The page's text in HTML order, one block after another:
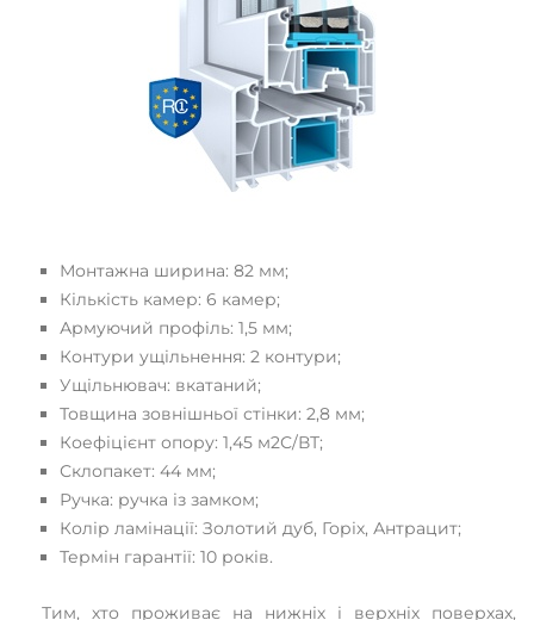
Монтажна ширина: 82 мм;
Кількість камер: 6 камер;
Армуючий профіль: 1,5 мм;
Контури ущільнення: 2 контури;
Ущільнювач: вкатаний;
Товщина зовнішньої стінки: 2,8 мм;
Коефіцієнт опору: 1,45 м2С/ВТ;
Склопакет: 44 мм;
Ручка: ручка із замком;
Колір ламінації: Золотий дуб, Горіх, Антрацит;
Термін гарантії: 10 років.
Тим, хто проживає на нижніх і верхніх поверхах,